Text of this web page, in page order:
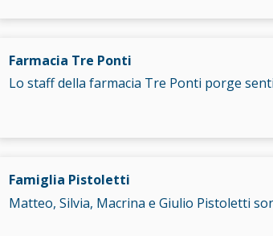
Farmacia Tre Ponti
Lo staff della farmacia Tre Ponti porge
Famiglia Pistoletti
Matteo, Silvia, Macrina e Giulio Pistoletti